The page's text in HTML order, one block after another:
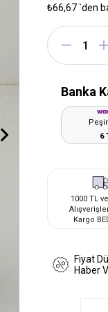
₺66,67`den
Banka
6
1000 TL
Kargo
Fiyat
Haber